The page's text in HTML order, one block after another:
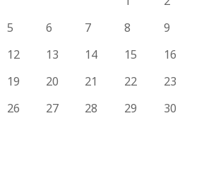
5 6 7 8
9
12 13 14 15
16
19 20 21 22
23
26 27 28 29
30